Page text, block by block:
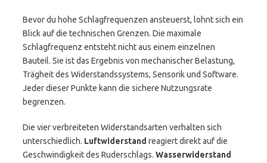
Bevor du hohe Schlagfrequenzen ansteuerst, lohnt sich ein
Blick auf die technischen Grenzen. Die maximale
Schlagfrequenz entsteht nicht aus einem einzelnen
Bauteil. Sie ist das Ergebnis von mechanischer Belastung,
Trägheit des Widerstandssystems, Sensorik und Software.
Jeder dieser Punkte kann die sichere Nutzungsrate
begrenzen.
Die vier verbreiteten Widerstandsarten verhalten sich
unterschiedlich. Luftwiderstand reagiert direkt auf die
Geschwindigkeit des Ruderschlags. Wasserwiderstand